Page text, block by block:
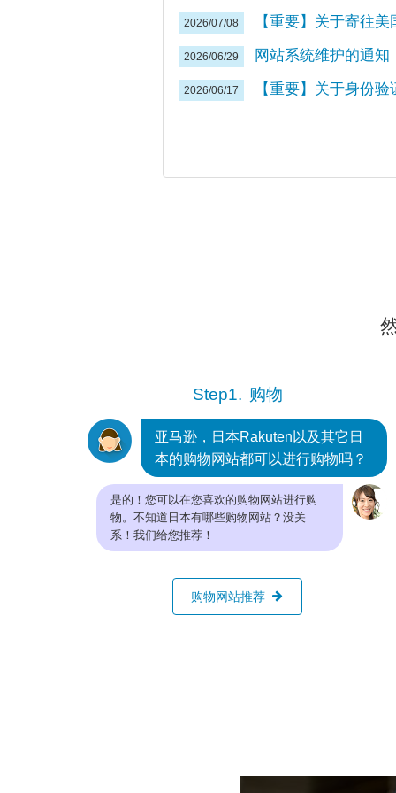
2026/07/08 【重要】关于寄往
2026/06/29 网站系统维护的通知
2026/06/17 【重要】关于身份
Step1. 购物
亚马逊，日本Rakuten以及其它日
本的购物网站都可以进行购物吗？
是的！您可以在您喜欢的购物网站进行购
物。不知道日本有哪些购物网站？没关
系！我们给您推荐！
购物网站推荐